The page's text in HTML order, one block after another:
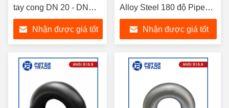
tay cong DN 20 - DN
400 SCH10-XXS
Nhận được giá tốt
Alloy Steel 180 độ Pipe
Fitting Black Painting For
Piping System
Nhận được giá tốt